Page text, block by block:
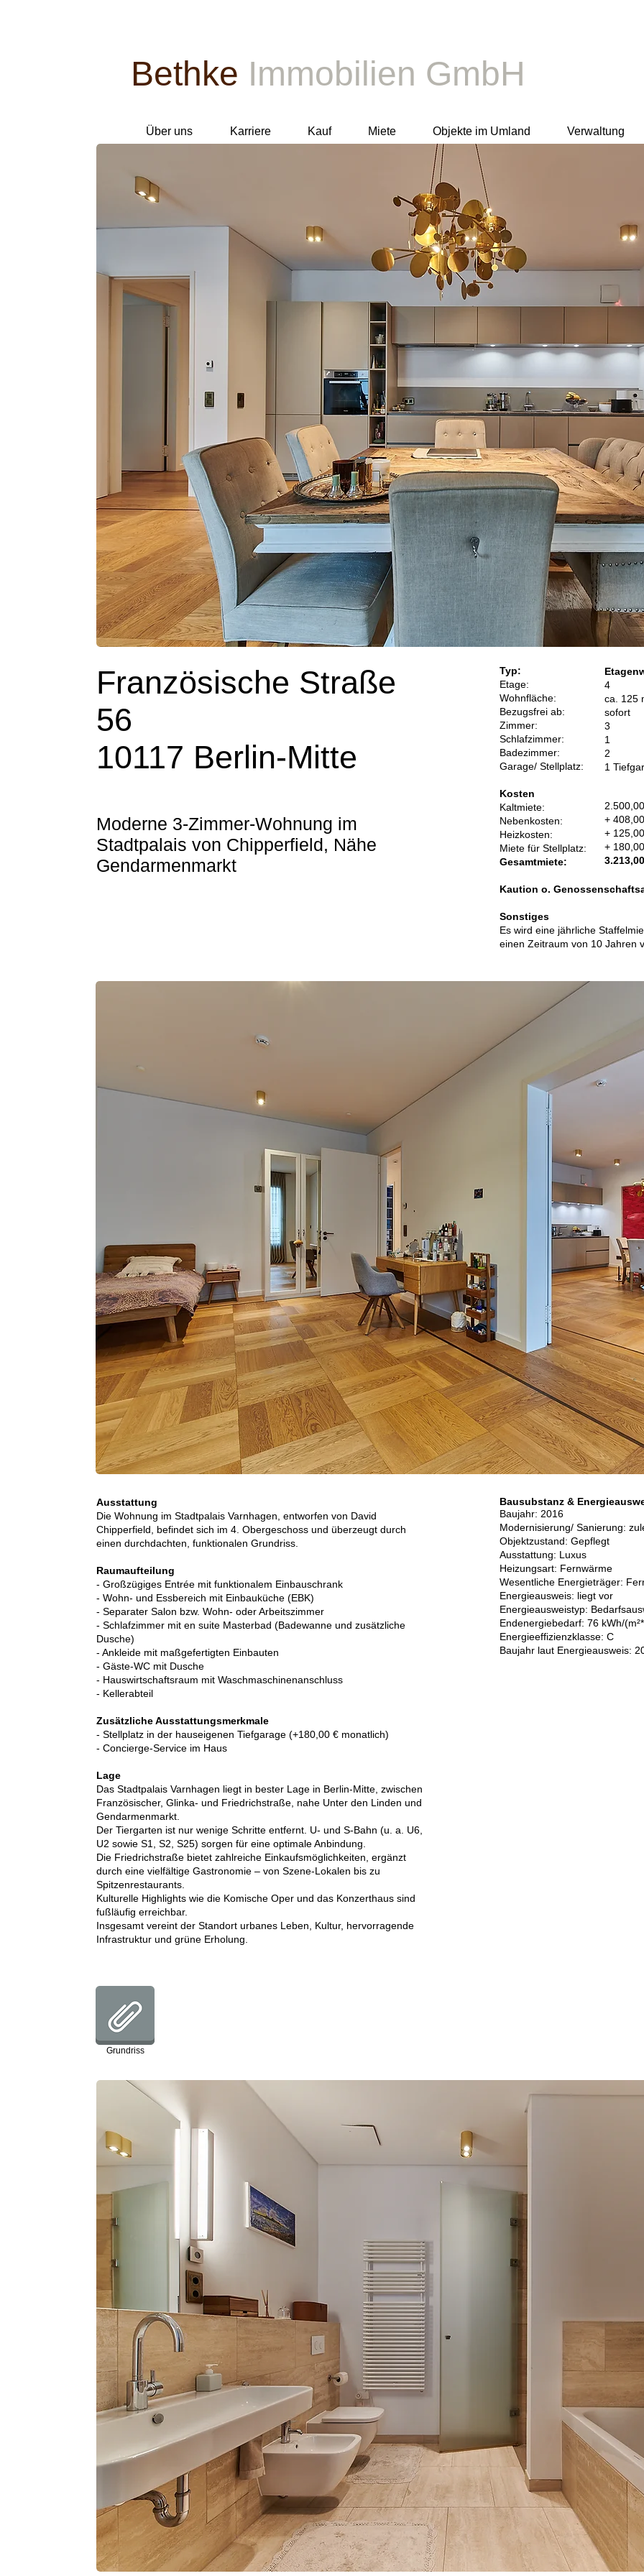
Bethke Immobilien GmbH​
Über uns Karriere Kauf Miete Objekte im Umland Verwaltung
Französische Straße
56
10117 Berlin-Mitte
Moderne 3-Zimmer-Wohnung im
Stadtpalais von Chipperfield, Nähe
Gendarmenmarkt
Typ:
Etage:
Wohnfläche:
Bezugsfrei ab:
Zimmer:
Schlafzimmer:
Badezimmer:
Garage/ Stellplatz:
Kosten
Kaltmiete:
Nebenkosten:
Heizkosten:
Miete für Stellplatz:
Gesamtmiete:
Kaution o.
Sonstiges
Es wird eine jährliche
einen Zeitraum von 10 Jahren
4
ca. 125
sofort
3
1
2
1
+
+
+
Ausstattung
Die Wohnung im Stadtpalais Varnhagen, entworfen von David
Chipperfield, befindet sich im 4. Obergeschoss und überzeugt durch
einen durchdachten, funktionalen Grundriss.
Raumaufteilung
- Großzügiges Entrée mit funktionalem Einbauschrank
- Wohn- und Essbereich mit Einbauküche (EBK)
- Separater Salon bzw. Wohn- oder Arbeitszimmer
- Schlafzimmer mit en suite Masterbad (Badewanne und zusätzliche
Dusche)
- Ankleide mit maßgefertigten Einbauten
- Gäste-WC mit Dusche
- Hauswirtschaftsraum mit Waschmaschinenanschluss
- Kellerabteil
Zusätzliche Ausstattungsmerkmale
- Stellplatz in der hauseigenen Tiefgarage (+180,00 € monatlich)
- Concierge-Service im Haus
Lage
Das Stadtpalais Varnhagen liegt in bester Lage in Berlin-Mitte, zwischen
Französischer, Glinka- und Friedrichstraße, nahe Unter den Linden und
Gendarmenmarkt.
Der Tiergarten ist nur wenige Schritte entfernt. U- und S-Bahn (u. a. U6,
U2 sowie S1, S2, S25) sorgen für eine optimale Anbindung.
Die Friedrichstraße bietet zahlreiche Einkaufsmöglichkeiten, ergänzt
durch eine vielfältige Gastronomie – von Szene-Lokalen bis zu
Spitzenrestaurants.
Kulturelle Highlights wie die Komische Oper und das Konzerthaus sind
fußläufig erreichbar.
Insgesamt vereint der Standort urbanes Leben, Kultur, hervorragende
Infrastruktur und grüne Erholung.
Bausubstanz &
Baujahr: 2016
Modernisierung/ Sanierung:
Objektzustand: Gepflegt
Ausstattung: Luxus
Heizungsart: Fernwärme
Wesentliche Energieträger:
Energieausweis: liegt vor
Energie­ausweistyp:
Endenergie­bedarf: 76 kWh/
Energie­effizienz­klasse: C
Baujahr laut Energieausweis:
Grundriss